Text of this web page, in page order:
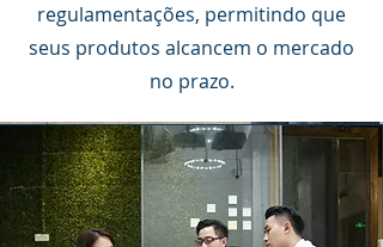
regulamentações, permitindo que
seus produtos alcancem o mercado
no prazo.